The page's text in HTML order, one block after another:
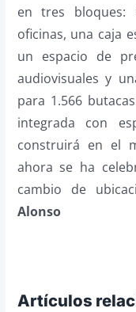
en tres bloques:
oficinas, una caja
un espacio de
audiovisuales y
para 1.566
integrada con
construirá en el
ahora se ha
cambio de
Alonso
Artículos